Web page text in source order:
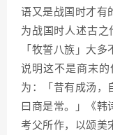
语又是战国时才有
为战国时人述古之
「牧誓八族」大
说明这不是商末的
为：「昔有成汤，
曰商是常。」《韩
考父所作，以颂美